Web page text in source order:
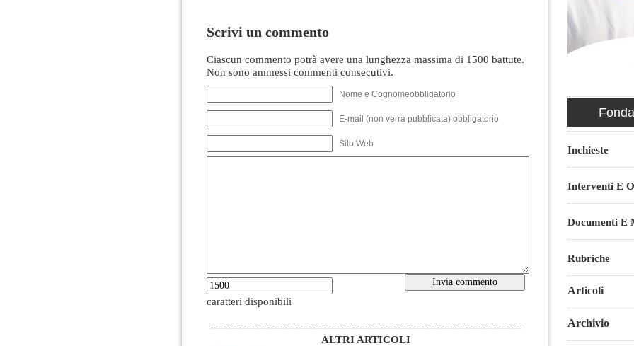
Scrivi un commento
Ciascun commento potrà avere una lunghezza massima di 1500 battute.
Non sono ammessi commenti consecutivi.
Nome e Cognomeobbligatorio
E-mail (non verrà pubblicata) obbligatorio
Sito Web
caratteri disponibili
----------------------------------------------------------------------------------------
ALTRI ARTICOLI
Inchieste
Interventi E
Documenti E
Rubriche
Articoli
Archivio